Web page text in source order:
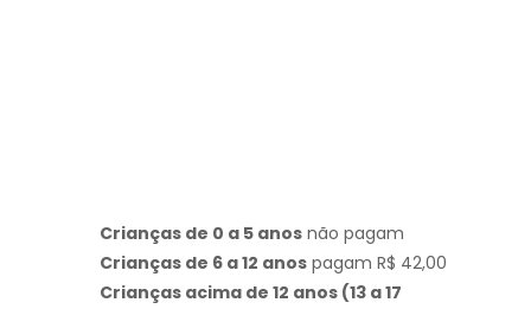
Crianças de 0 a 5 anos não pagam
Crianças de 6 a 12 anos pagam R$ 42,00
Crianças acima de 12 anos (13 a 17